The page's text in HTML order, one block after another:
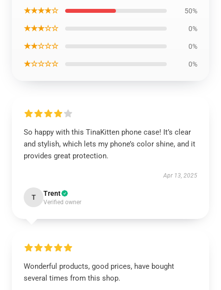
★★★★☆ 50%
★★★☆☆ 0%
★★☆☆☆ 0%
★☆☆☆☆ 0%
So happy with this TinaKitten phone case! It’s clear
and stylish, which lets my phone’s color shine, and it
provides great protection.
Apr 13, 2025
T Trent
Verified owner
Wonderful products, good prices, have bought
several times from this shop.